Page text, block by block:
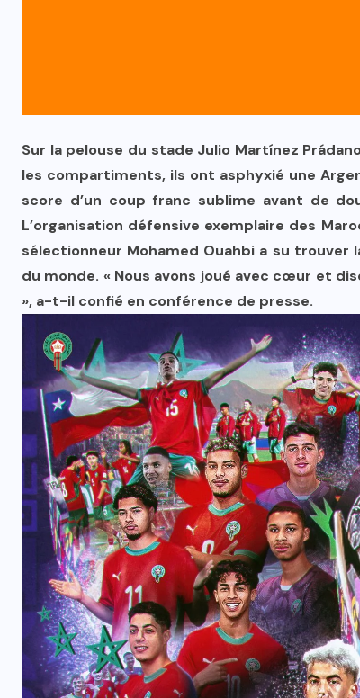
Sur la pelouse du stade Julio Martínez
les compartiments, ils ont asphyxié une
score d’un coup franc sublime avant de
L’organisation défensive exemplaire des
sélectionneur Mohamed Ouahbi a su
du monde. « Nous avons joué avec cœur et
», a-t-il confié en conférence de presse.